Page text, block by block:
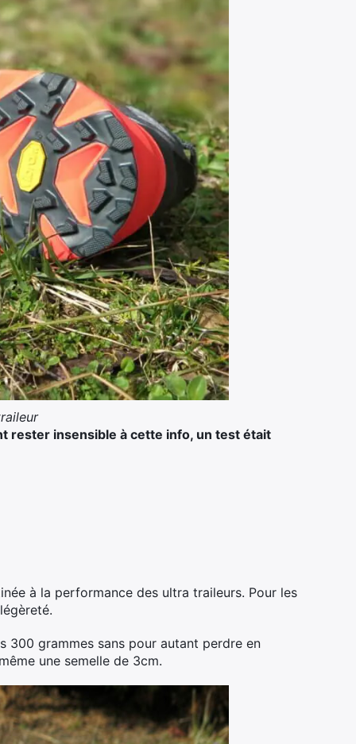
rester insensible à cette info, un test était
à la performance des ultra traileurs. Pour les
300 grammes sans pour autant perdre en
une semelle de 3cm.